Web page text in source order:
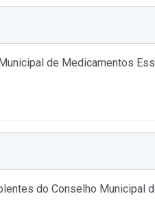
de Medicamentos
do Conselho Municipal